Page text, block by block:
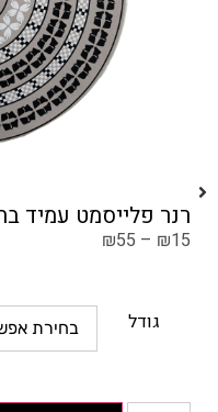
רנר פלייסמט עמיד
₪15
–
₪55
גודל